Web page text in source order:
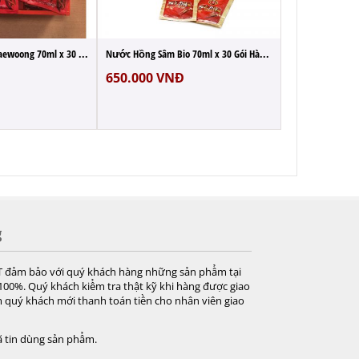
Nước Hồng Sâm Taewoong 70ml x 30 Gói Đỏ H... Nước Hồng Sâm Bio 70ml x 30 Gói Hàn Quốc
650.000VNĐ
đảm bảo với quý khách hàng những sản phẩm tại
Quý khách kiểm tra thật kỹ khi hàng được giao
quý khách mới thanh toán tiền cho nhân viên giao
tin dùng sản phẩm.